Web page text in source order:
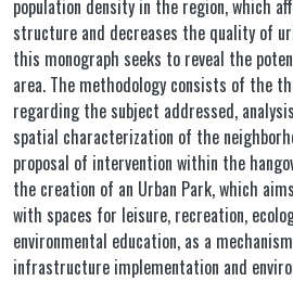
population density in the region, which
structure and decreases the quality of
this monograph seeks to reveal the
area. The methodology consists of the
regarding the subject addressed,
spatial characterization of the
proposal of intervention within the
the creation of an Urban Park, which
with spaces for leisure, recreation,
environmental education, as a
infrastructure implementation and